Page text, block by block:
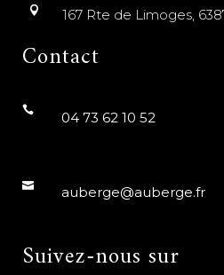
167 Rte de Limoges,
Contact
04 73 62 10 52
auberge@auberge.fr
Suivez-nous sur